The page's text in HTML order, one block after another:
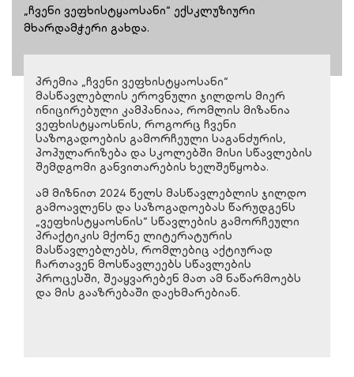
„ჩვენი ვეფხისტყაოსანი“ ექსკლუზიური
მხარდამჭერი გახდა.
პრემია „ჩვენი ვეფხისტყაოსანი“
მასწავლებლის ეროვნული ჯილდოს მიერ
ინიცირებული კამპანიაა, რომლის მიზანია
ვეფხისტყაოსნის, როგორც ჩვენი
საზოგადოების გამორჩეული საგანძურის,
პოპულარიზება და სკოლებში მისი სწავლების
შემდგომი განვითარების ხელშეწყობა.
ამ მიზნით 2024 წელს მასწავლებლის ჯილდო
გამოავლენს და საზოგადოებას წარუდგენს
„ვეფხისტყაოსნის“ სწავლების გამორჩეული
პრაქტიკის მქონე ლიტერატურის
მასწავლებლებს, რომლებიც აქტიურად
ჩართავენ მოსწავლეებს სწავლების
პროცესში, შეაყვარებენ მათ ამ ნაწარმოებს
და მის გააზრებაში დაეხმარებიან.